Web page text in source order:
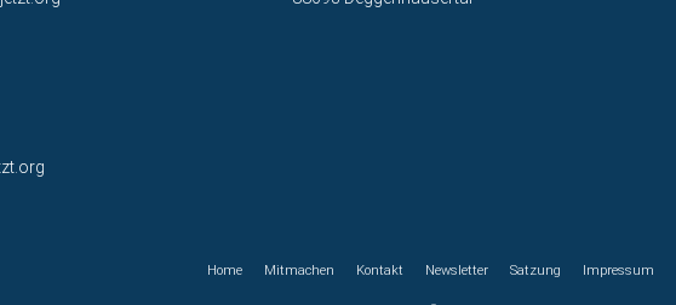
Home Mitmachen Kontakt Newsletter Satzung Impressum